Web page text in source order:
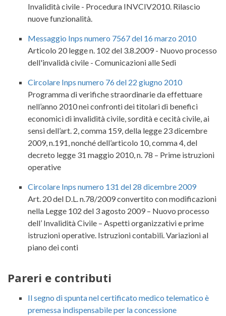
Invalidità civile - Procedura INVCIV2010. Rilascio
nuove funzionalità.
Messaggio Inps numero 7567 del 16 marzo 2010
Articolo 20 legge n. 102 del 3.8.2009 - Nuovo processo
dell'invalidà civile - Comunicazioni alle Sedi
Circolare Inps numero 76 del 22 giugno 2010
Programma di verifiche straordinarie da effettuare
nell’anno 2010 nei confronti dei titolari di benefici
economici di invalidità civile, sordità e cecità civile, ai
sensi dell’art. 2, comma 159, della legge 23 dicembre
2009, n.191, nonché dell’articolo 10, comma 4, del
decreto legge 31 maggio 2010, n. 78 – Prime istruzioni
operative
Circolare Inps numero 131 del 28 dicembre 2009
Art. 20 del D.L. n.78/2009 convertito con modificazioni
nella Legge 102 del 3 agosto 2009 – Nuovo processo
dell’ Invalidità Civile – Aspetti organizzativi e prime
istruzioni operative. Istruzioni contabili. Variazioni al
piano dei conti
Pareri e contributi
Il segno di spunta nel certificato medico telematico è
premessa indispensabile per la concessione